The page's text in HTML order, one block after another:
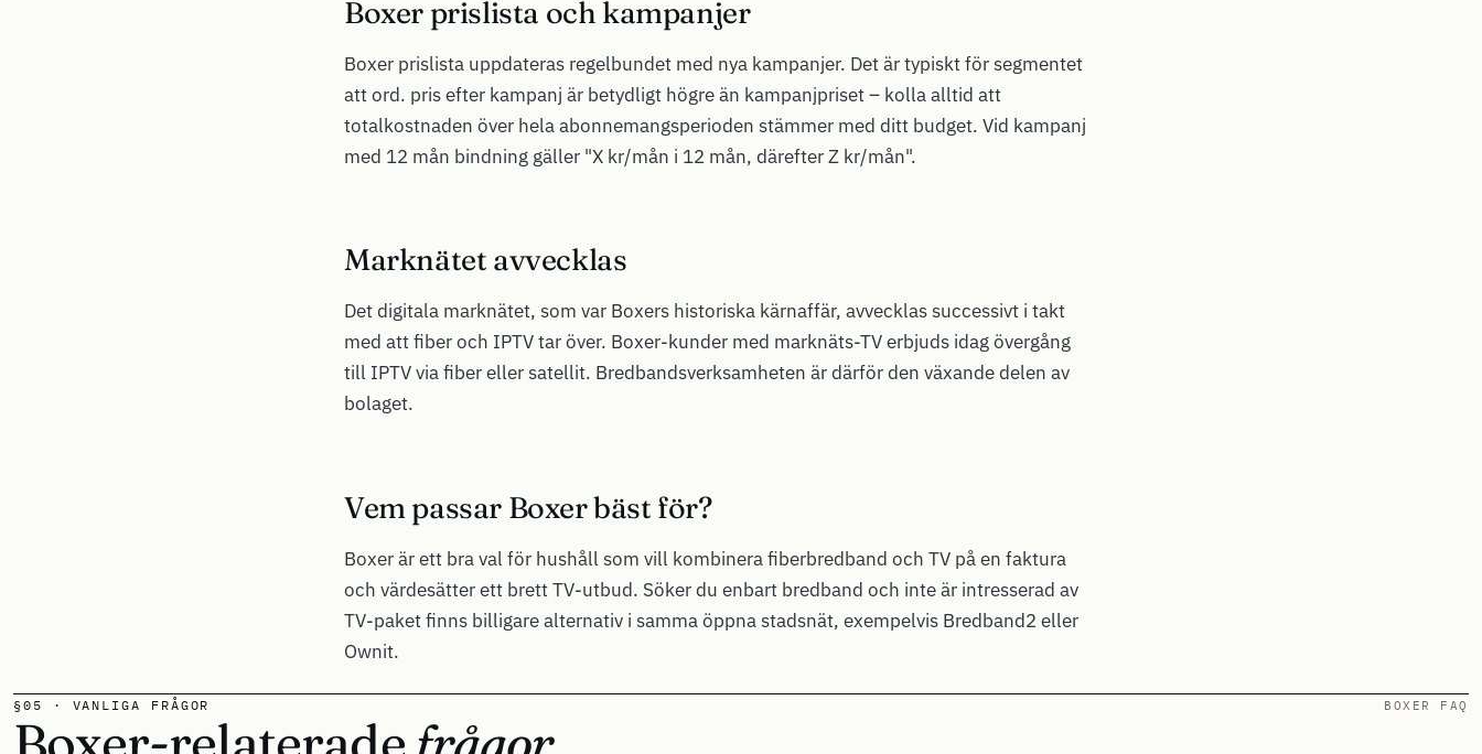
Boxer prislista och kampanjer
Boxer prislista uppdateras regelbundet med nya kampanjer. Det är typiskt för segmentet
att ord. pris efter kampanj är betydligt högre än kampanjpriset – kolla alltid att
totalkostnaden över hela abonnemangsperioden stämmer med ditt budget. Vid kampanj
med 12 mån bindning gäller "X kr/mån i 12 mån, därefter Z kr/mån".
Marknätet avvecklas
Det digitala marknätet, som var Boxers historiska kärnaffär, avvecklas successivt i takt
med att fiber och IPTV tar över. Boxer-kunder med marknäts-TV erbjuds idag övergång
till IPTV via fiber eller satellit. Bredbandsverksamheten är därför den växande delen av
bolaget.
Vem passar Boxer bäst för?
Boxer är ett bra val för hushåll som vill kombinera fiberbredband och TV på en faktura
och värdesätter ett brett TV-utbud. Söker du enbart bredband och inte är intresserad av
TV-paket finns billigare alternativ i samma öppna stadsnät, exempelvis Bredband2 eller
Ownit.
§05 · VANLIGA FRÅGOR BOXER FAQ